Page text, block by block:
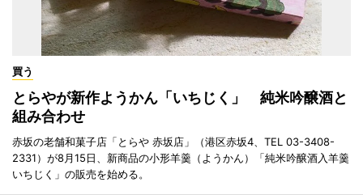
買う
とらやが新作ようかん「いちじく」 純米吟醸酒と
組み合わせ
赤坂の老舗和菓子店「とらや 赤坂店」（港区赤坂4、TEL 03-3408-
2331）が8月15日、新商品の小形羊羹（ようかん）「純米吟醸酒入羊羹
いちじく」の販売を始める。